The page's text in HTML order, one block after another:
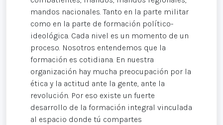
mandos nacionales. Tanto en la parte militar
como en la parte de formación político-
ideológica. Cada nivel es un momento de un
proceso. Nosotros entendemos que la
formación es cotidiana. En nuestra
organización hay mucha preocupación por la
ética y la actitud ante la gente, ante la
revolución. Por eso existe un fuerte
desarrollo de la formación integral vinculada
al espacio donde tú compartes